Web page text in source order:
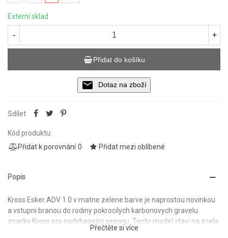
Externí sklad
- +
Přidat do košíku
Dotaz na zboží
Sdílet
Kód produktu:
Přidat k porovnání 0 Přidat mezi oblíbené
Popis
Kross Esker ADV 1.0 v matne zelene barve je naprostou novinkou
a vstupni branou do rodiny pokrocilych karbonovych gravelu
znacky Kross pro nadchazejici sezonu. Tento model stavi na zcela
novem karbonovem ramu, ktery byl navrzen s ohledem na
Přečtěte si více